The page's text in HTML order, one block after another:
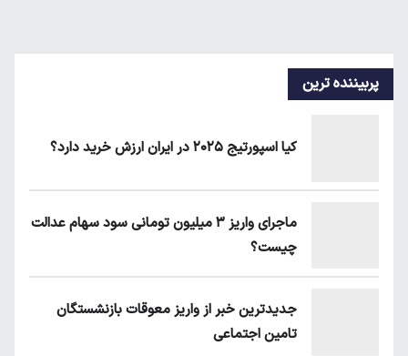
پربیننده ترین
کیا اسپورتیج ۲۰۲۵ در ایران ارزش خرید دارد؟
ماجرای واریز ۳ میلیون تومانی سود سهام عدالت
چیست؟
جدیدترین خبر از واریز معوقات بازنشستگان
تامین اجتماعی